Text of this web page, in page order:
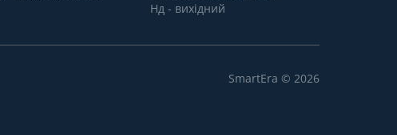
Нд - вихідний
SmartEra © 2026